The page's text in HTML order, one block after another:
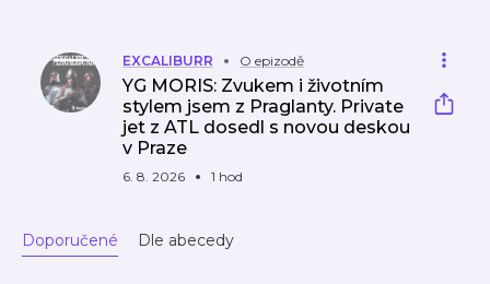
EXCALIBURR O epizodě
YG MORIS: Zvukem i životním
stylem jsem z Praglanty. Private
jet z ATL dosedl s novou deskou
v Praze
6. 8. 2026 1 hod
Doporučené Dle abecedy